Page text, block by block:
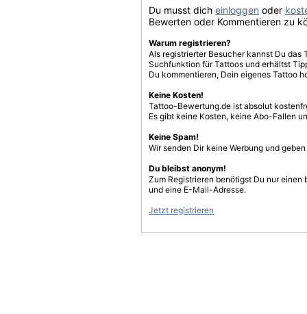
Du musst dich einloggen oder
Bewerten oder Kommentieren zu
Warum registrieren?
Als registrierter Besucher kannst Du
Suchfunktion für Tattoos und erhältst
Du kommentieren, Dein eigenes Tattoo
Keine Kosten!
Tattoo-Bewertung.de ist absolut
Es gibt keine Kosten, keine Abo-Fallen
Keine Spam!
Wir senden Dir keine Werbung und
Du bleibst anonym!
Zum Registrieren benötigst Du nur einen
und eine E-Mail-Adresse.
Jetzt registrieren